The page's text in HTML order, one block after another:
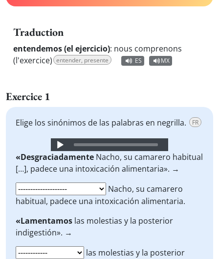
Traduction
entendemos (el ejercicio): nous comprenons
(l'exercice) entender, presente ES MX
Exercice 1
Elige los sinónimos de las palabras en negrilla. FR
Audio
Player
«Desgraciadamente Nacho, su camarero habitual
[…], padece una intoxicación alimentaria». →
Nacho, su camarero
habitual, padece una intoxicación alimentaria.
«Lamentamos las molestias y la posterior
indigestión». →
las molestias y la posterior